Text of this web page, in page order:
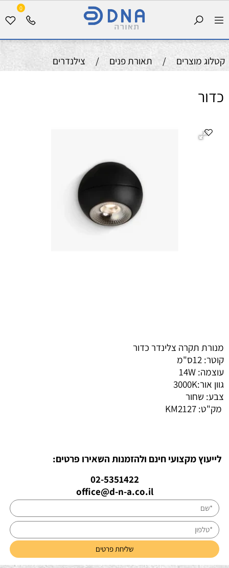
0
קטלוג מוצרים / תאורת פנים / צילנדרים
כדור
מנורת תקרה צלינדר כדור
קוטר: 12ס"מ
עוצמה: 14W
גוון אור:3000K
צבע: שחור
מק"ט: KM2127
לייעוץ מקצועי חינם ולהזמנות השאירו פרטים:
02-5351422
office@d-n-a.co.il